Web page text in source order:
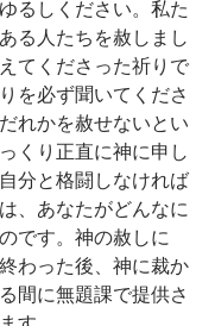
るしください。私た
る人たちを赦しまし
てくださった祈りで
を必ず聞いてくださ
れかを赦せないとい
くり正直に神に申し
分と格闘しなければ
、あなたがどんなに
です。神の赦しに
わった後、神に裁か
間に無題課で提供さ
す。